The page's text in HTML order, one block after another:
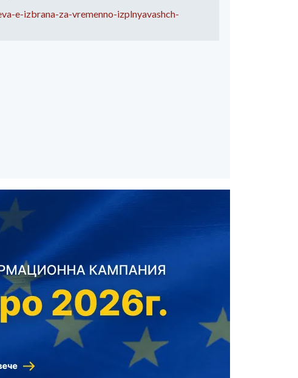
e-izbrana-za-vremenno-izplnyavashch-